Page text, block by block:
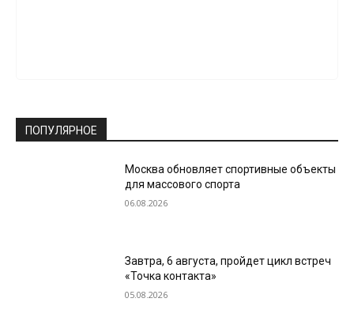
ПОПУЛЯРНОЕ
Москва обновляет спортивные объекты
для массового спорта
06.08.2026
Завтра, 6 августа, пройдет цикл встреч
«Точка контакта»
05.08.2026